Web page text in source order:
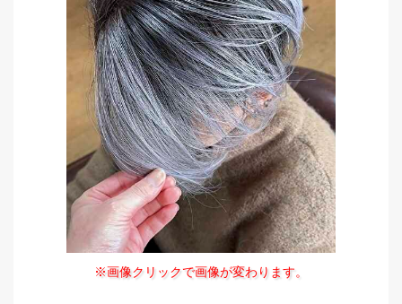
※画像クリックで画像が変わります。